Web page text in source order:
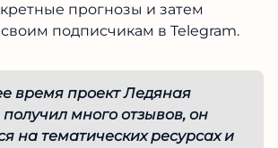
формируя конкретные
предлагает их своим
время проект Ледяная
много отзывов, он